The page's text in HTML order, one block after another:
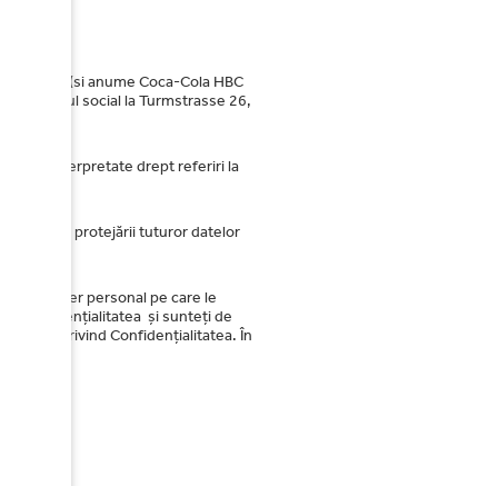
HBC (si anume Coca-Cola HBC
cu sediul social la Turmstrasse 26,
vor fi interpretate drept referiri la
și protejării tuturor datelor
caracter personal pe care le
Confidențialitatea și sunteți de
privind Confidențialitatea. În